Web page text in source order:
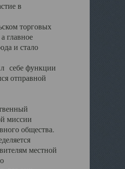
в
торговых
главное
и стало
себе функции
отправной
миссии
общества.
местной